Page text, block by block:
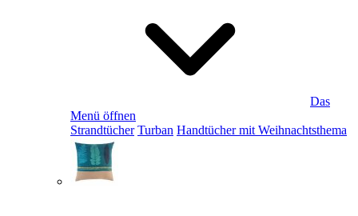
Das
Menü öffnen
Strandtücher Turban Handtücher mit Weihnachtsthema